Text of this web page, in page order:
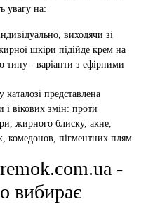
увагу на:
виходячи зі
шкіри підійде крем на
типу - варіанти з ефірними
представлена
і вікових змін: проти
жирного блиску, акне,
комедонов, пігментних плям.
-
вибирає